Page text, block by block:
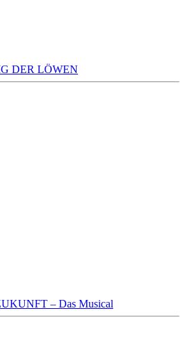
DER LÖWEN
– Das Musical